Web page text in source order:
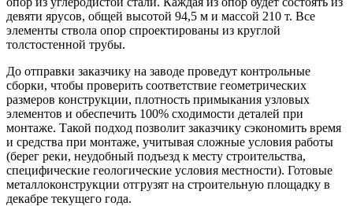
девяти ярусов, общей высотой 94,5 м и массой 210 т. Все
элементы ствола опор спроектированы из круглой
толстостенной трубы.
До отправки заказчику на заводе проведут контрольные
сборки, чтобы проверить соответствие геометрических
размеров конструкции, плотность примыкания узловых
элементов и обеспечить 100% сходимости деталей при
монтаже. Такой подход позволит заказчику сэкономить время
и средства при монтаже, учитывая сложные условия работы
(берег реки, неудобный подъезд к месту строительства,
специфические геологические условия местности). Готовые
металлоконструкции отгрузят на строительную площадку в
декабре текущего года.